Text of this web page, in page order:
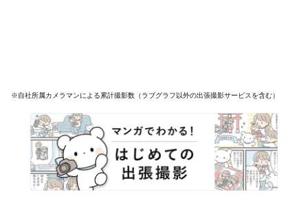
※自社所属カメラマンによる累計撮影数（ラブグラフ以外の出張撮影サービスを含む）